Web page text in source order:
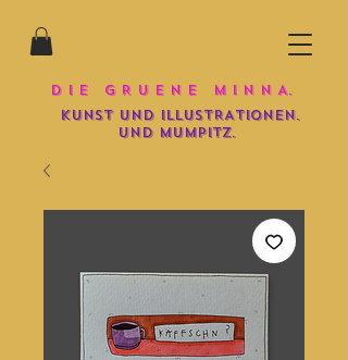
D I E G R U E N E M I N N A.
KUNST UND iLLUSTRATIONEN.
und mumpitz.